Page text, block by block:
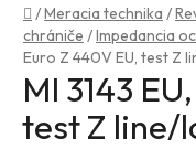
Domov
/Meracia technika /
chrániče /Impedancia
Euro Z 440V EU, test Z
MI 3143
test Z line/